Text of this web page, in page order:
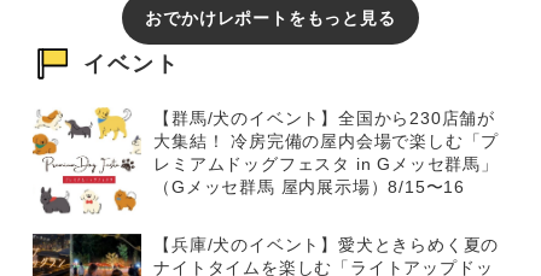
おでかけレポートをもっと見る
イベント
【群馬/犬のイベント】全国から230店舗が
大集結！ 冷房完備の屋内会場で楽しむ「プ
レミアムドッグフェスタ in Gメッセ群馬」
（Gメッセ群馬 屋内展示場）8/15〜16
【兵庫/犬のイベント】愛犬ときらめく夏の
ナイトタイムを楽しむ「ライトアップドッ